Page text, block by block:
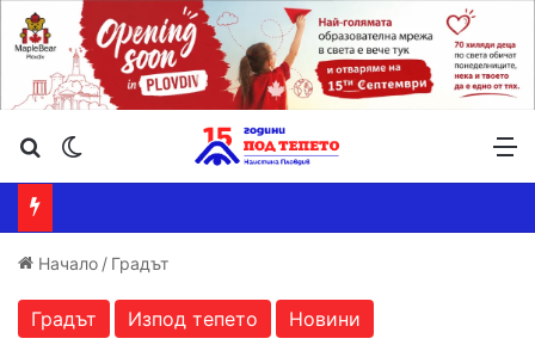
Търсене ...
Начало / Градът
Градът Изпод тепето Новини